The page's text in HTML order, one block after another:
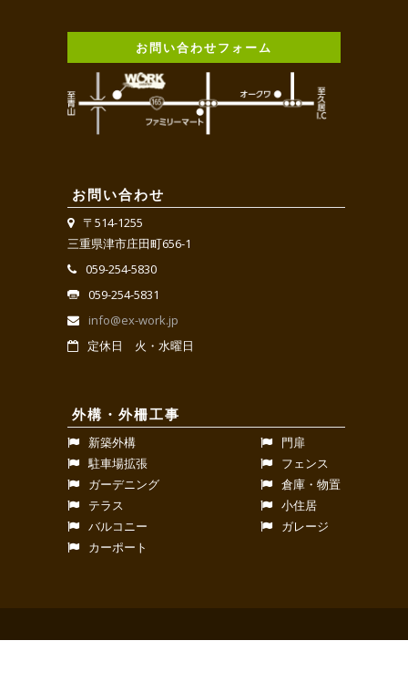
お問い合わせフォーム
お問い合わせ
〒514-1255
三重県津市庄田町656-1
059-254-5830
059-254-5831
info@ex-work.jp
定休日 火・水曜日
外構・外柵工事
新築外構
駐車場拡張
ガーデニング
テラス
バルコニー
カーポート
門扉
フェンス
倉庫・物置
小住居
ガレージ